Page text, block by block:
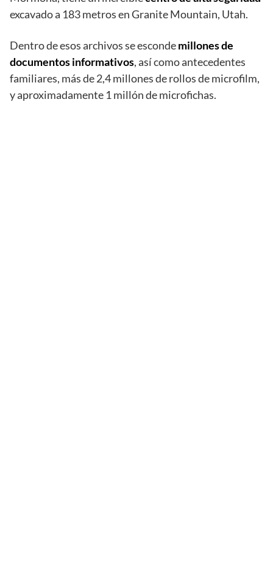
excavado a 183 metros en Granite Mountain, Utah.
Dentro de esos archivos se escondemillones de
documentos informativos, así como antecedentes
familiares, más de 2,4 millones de rollos de microfilm,
y aproximadamente 1 millón de microfichas.